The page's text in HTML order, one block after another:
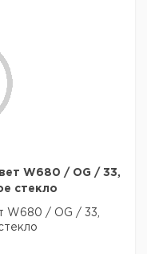
W680 / OG / 33,
стекло
W680 / OG / 33,